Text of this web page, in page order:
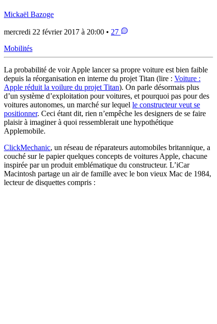
Mickaël Bazoge
mercredi 22 février 2017 à 20:00 • 27
Mobilités
La probabilité de voir Apple lancer sa propre voiture est bien faible
depuis la réorganisation en interne du projet Titan (lire : Voiture :
Apple réduit la voilure du projet Titan). On parle désormais plus
d’un système d’exploitation pour voitures, et pourquoi pas pour des
voitures autonomes, un marché sur lequel le constructeur veut se
positionner. Ceci étant dit, rien n’empêche les designers de se faire
plaisir à imaginer à quoi ressemblerait une hypothétique
Applemobile.
ClickMechanic, un réseau de réparateurs automobiles britannique, a
couché sur le papier quelques concepts de voitures Apple, chacune
inspirée par un produit emblématique du constructeur. L’iCar
Macintosh partage un air de famille avec le bon vieux Mac de 1984,
lecteur de disquettes compris :